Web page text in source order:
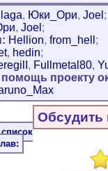
, Юки_Ори, Joel ;
, Joel ;
Hellion, from_hell ;
, hedin;
, Fullmetal80,
проекту
Обсудить